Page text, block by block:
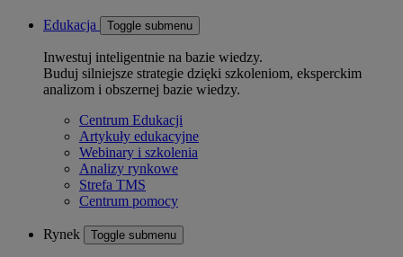
Edukacja Toggle submenu
Inwestuj inteligentnie na bazie wiedzy.
Buduj silniejsze strategie dzięki szkoleniom, eksperckim
analizom i obszernej bazie wiedzy.
Centrum Edukacji
Artykuły edukacyjne
Webinary i szkolenia
Analizy rynkowe
Strefa TMS
Centrum pomocy
Rynek Toggle submenu